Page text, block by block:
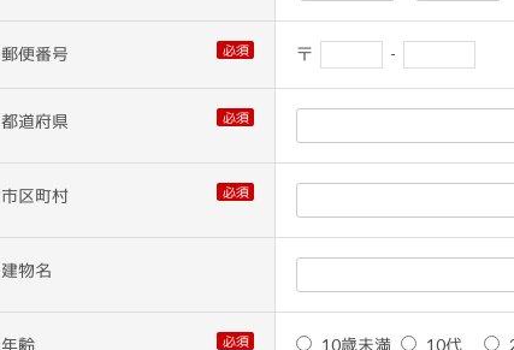
郵便番号 必須 〒 -
都道府県 必須
市区町村 必須
建物名
年齢 必須 10歳未満 10代